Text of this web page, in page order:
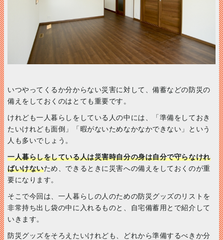
いつやってくるか分からない災害に対して、備蓄などの防災の
備えをしておくのはとても重要です。
けれども一人暮らしをしている人の中には、「準備をしておき
たいけれども面倒」「暇がないためなかなかできない」という
人も多いでしょう。
一人暮らしをしている人は災害時自分の身は自分で守らなけれ
ばいけないため、できるときに災害への備えをしておくのが重
要になります。
そこで今回は、一人暮らしの人のための防災グッズのリストを
非常持ち出し袋の中に入れるものと、自宅備蓄用とで紹介して
いきます。
防災グッズをそろえたいけれども、どれから準備するべきか分